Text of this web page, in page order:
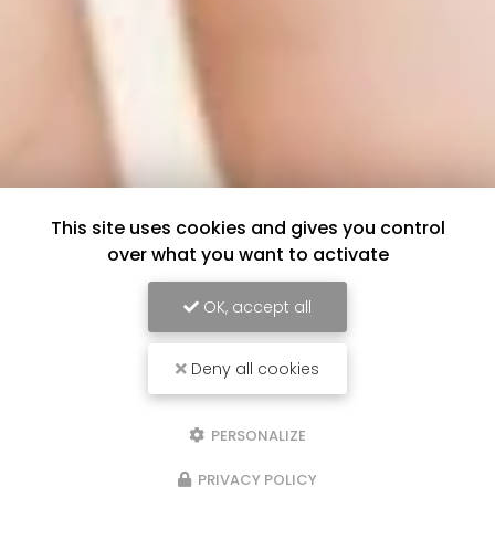
This site uses cookies and gives you control
over what you want to activate
OK, accept all
Deny all cookies
PERSONALIZE
PRIVACY POLICY